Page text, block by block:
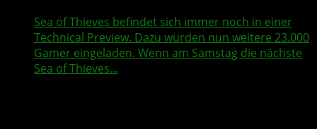
Sea of Thieves befindet sich immer noch in einer
Technical Preview. Dazu wurden nun weitere 23.000
Gamer eingeladen. Wenn am Samstag die nächste
Sea of Thieves...